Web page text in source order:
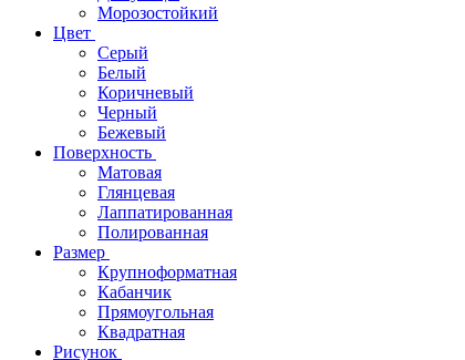
Морозостойкий
Цвет
Серый
Белый
Коричневый
Черный
Бежевый
Поверхность
Матовая
Глянцевая
Лаппатированная
Полированная
Размер
Крупноформатная
Кабанчик
Прямоугольная
Квадратная
Рисунок